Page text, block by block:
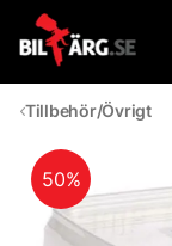
Tillbehör/Övrigt
50%